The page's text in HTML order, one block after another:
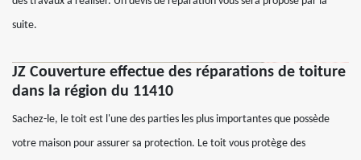
suite.
JZ Couverture effectue des réparations de toiture
dans la région du 11410
Sachez-le, le toit est l'une des parties les plus importantes que possède
votre maison pour assurer sa protection. Le toit vous protège des